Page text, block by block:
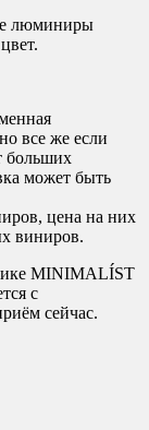
люминиры
все же если
больших
может быть
цена на них
виниров.
MINIMALÍST
с
сейчас.